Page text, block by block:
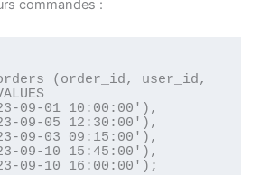
commandes :
orders (order_id, user_id,
09-01 10:00:00'),
09-05 12:30:00'),
09-03 09:15:00'),
09-10 15:45:00'),